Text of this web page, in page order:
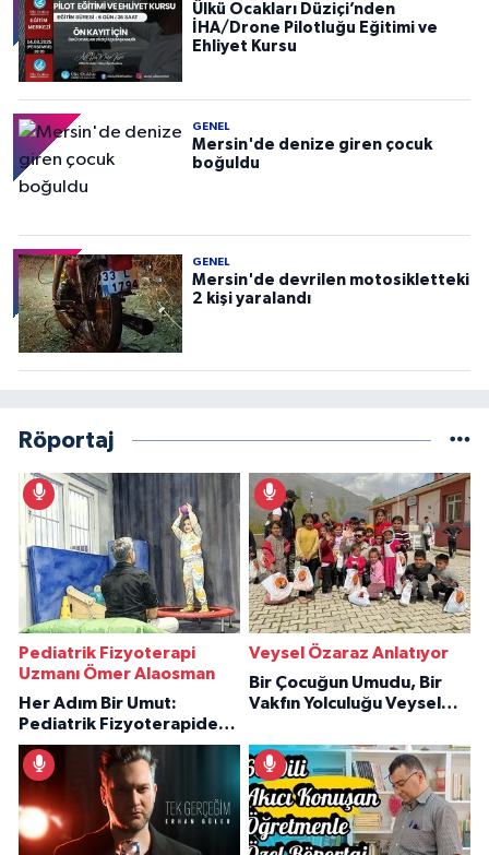
Ülkü Ocakları Düziçi’nden
İHA/Drone Pilotluğu Eğitimi ve
Ehliyet Kursu
GENEL
Mersin'de denize giren çocuk
boğuldu
GENEL
Mersin'de devrilen motosikletteki
2 kişi yaralandı
Röportaj
Pediatrik Fizyoterapi
Uzmanı Ömer Alaosman
Her Adım Bir Umut:
Pediatrik Fizyoterapiden
İlham Veren Hikâyeler
Veysel Özaraz Anlatıyor
Bir Çocuğun Umudu, Bir
Vakfın Yolculuğu Veysel